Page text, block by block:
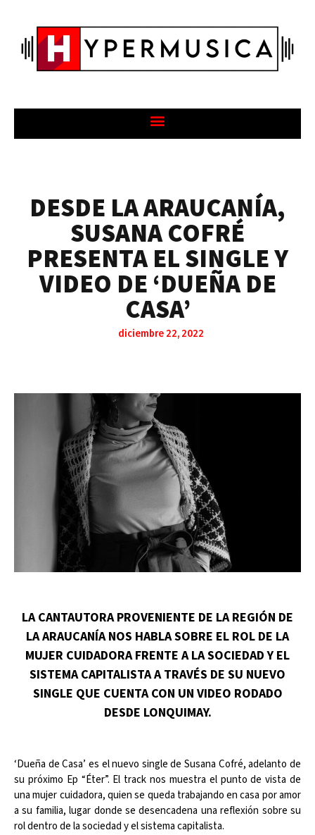
DESDE LA ARAUCANÍA,
SUSANA COFRÉ
PRESENTA EL SINGLE Y
VIDEO DE ‘DUEÑA DE
CASA’
diciembre 22, 2022
LA CANTAUTORA PROVENIENTE DE LA REGIÓN DE
LA ARAUCANÍA NOS HABLA SOBRE EL ROL DE LA
MUJER CUIDADORA FRENTE A LA SOCIEDAD Y EL
SISTEMA CAPITALISTA A TRAVÉS DE SU NUEVO
SINGLE QUE CUENTA CON UN VIDEO RODADO
DESDE LONQUIMAY.
‘Dueña de Casa’ es el nuevo single de Susana Cofré, adelanto de
su próximo Ep “Éter”. El track nos muestra el punto de vista de
una mujer cuidadora, quien se queda trabajando en casa por amor
a su familia, lugar donde se desencadena una reflexión sobre su
rol dentro de la sociedad y el sistema capitalista.